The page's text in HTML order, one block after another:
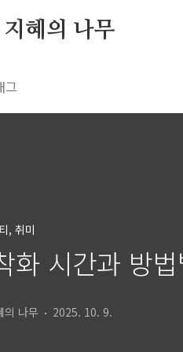
혜의 나무
그
, 취미
화 시간과 방
의 나무 2025. 10. 9.